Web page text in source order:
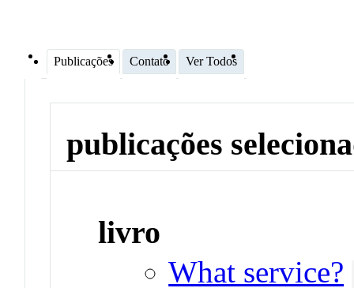
Publicações Contato Ver Todos
publicações
livro
What service?